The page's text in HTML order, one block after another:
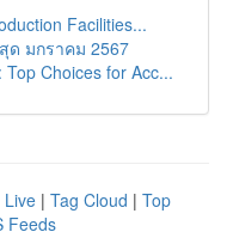
Facilities...
ด มกราคม 2567
Choices for Acc...
Live | Tag Cloud | Top
Feeds